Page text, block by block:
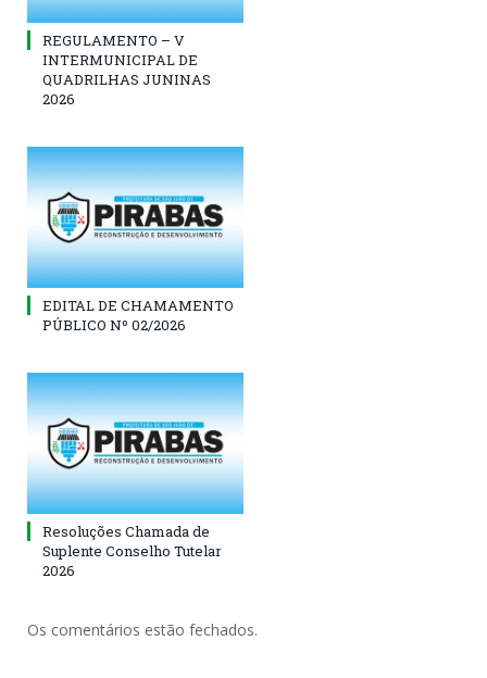
REGULAMENTO – V
INTERMUNICIPAL DE
QUADRILHAS JUNINAS
2026
EDITAL DE CHAMAMENTO
PÚBLICO Nº 02/2026
Resoluções Chamada de
Suplente Conselho Tutelar
2026
Os comentários estão fechados.